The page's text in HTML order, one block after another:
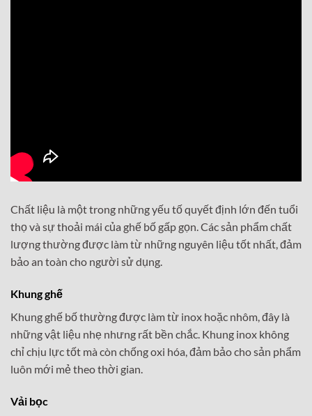
Chất liệu là một trong những yếu tố quyết định lớn đến tuổi
thọ và sự thoải mái của ghế bố gấp gọn. Các sản phẩm chất
lượng thường được làm từ những nguyên liệu tốt nhất, đảm
bảo an toàn cho người sử dụng.
Khung ghế
Khung ghế bố thường được làm từ inox hoặc nhôm, đây là
những vật liệu nhẹ nhưng rất bền chắc. Khung inox không
chỉ chịu lực tốt mà còn chống oxi hóa, đảm bảo cho sản phẩm
luôn mới mẻ theo thời gian.
Vải bọc